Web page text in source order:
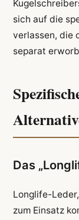
sich auf die
verlassen, die
separat
Das
Longlife-
zum Einsatz